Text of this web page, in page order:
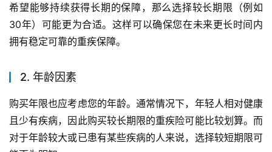
希望能够持续获得长期的保障，那么选择较长期限（例如
30年）可能更为合适。这样可以确保您在未来更长时间内
拥有稳定可靠的重疾保障。
2. 年龄因素
购买年限也应考虑您的年龄。通常情况下，年轻人相对健康
且少有疾病，因此购买较长期限的重疾险可能比较划算。而
对于年龄较大或已患有某些疾病的人来说，选择较短期限可